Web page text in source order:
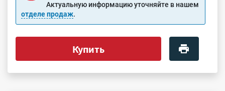
Актуальную информацию уточняйте в нашем
отделе продаж.
Купить